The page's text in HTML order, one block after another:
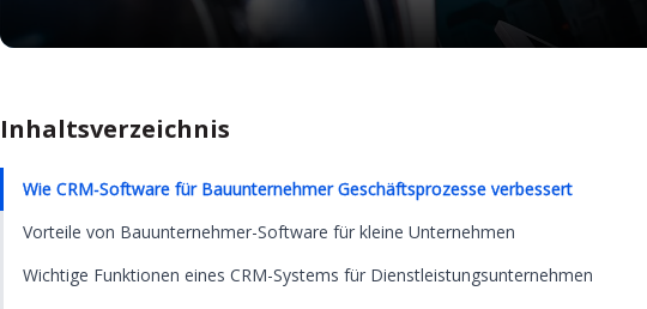
Inhaltsverzeichnis
Wie CRM-Software für Bauunternehmer Geschäftsprozesse verbessert
Vorteile von Bauunternehmer-Software für kleine Unternehmen
Wichtige Funktionen eines CRM-Systems für Dienstleistungsunternehmen